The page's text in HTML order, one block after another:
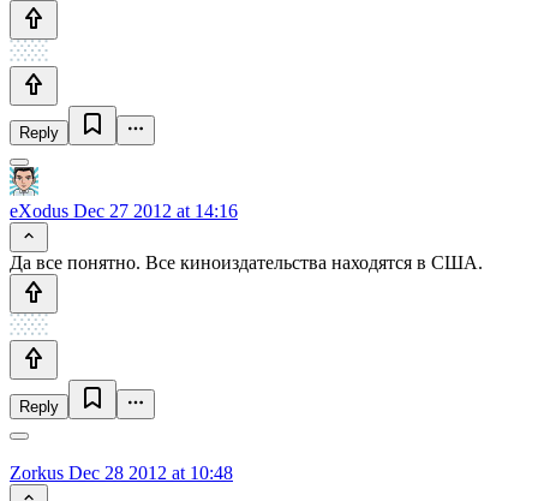
Reply
eXodus Dec 27 2012 at 14:16
Да все понятно. Все киноиздательства находятся в США.
Reply
Zorkus Dec 28 2012 at 10:48